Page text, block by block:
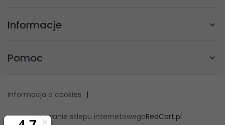
Informacje
Pomoc
Informacja o cookies |
oprogramowanie sklepu internetowegoRedCart.pl